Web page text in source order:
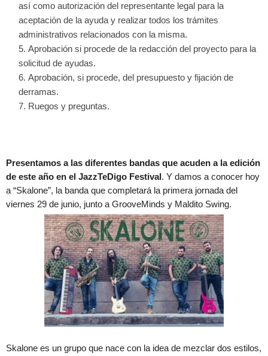
así como autorización del representante legal para la
aceptación de la ayuda y realizar todos los trámites
administrativos relacionados con la misma.
Aprobación si procede de la redacción del proyecto para la
solicitud de ayudas.
Aprobación, si procede, del presupuesto y fijación de
derramas.
Ruegos y preguntas.
Presentamos a las diferentes bandas que acuden a la edición
de este año en el JazzTeDigo Festival. Y damos a conocer hoy
a “Skalone”, la banda que completará la primera jornada del
viernes 29 de junio, junto a GrooveMinds y Maldito Swing.
Skalone es un grupo que nace con la idea de mezclar dos estilos,